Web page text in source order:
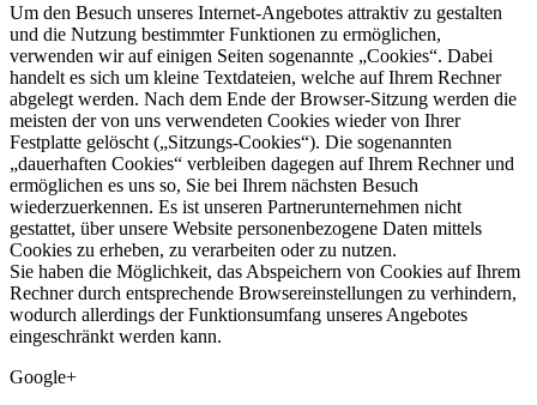
Um den Besuch unseres Internet-Angebotes attraktiv zu gestalten
und die Nutzung bestimmter Funktionen zu ermöglichen,
verwenden wir auf einigen Seiten sogenannte „Cookies“. Dabei
handelt es sich um kleine Textdateien, welche auf Ihrem Rechner
abgelegt werden. Nach dem Ende der Browser-Sitzung werden die
meisten der von uns verwendeten Cookies wieder von Ihrer
Festplatte gelöscht („Sitzungs-Cookies“). Die sogenannten
„dauerhaften Cookies“ verbleiben dagegen auf Ihrem Rechner und
ermöglichen es uns so, Sie bei Ihrem nächsten Besuch
wiederzuerkennen. Es ist unseren Partnerunternehmen nicht
gestattet, über unsere Website personenbezogene Daten mittels
Cookies zu erheben, zu verarbeiten oder zu nutzen.
Sie haben die Möglichkeit, das Abspeichern von Cookies auf Ihrem
Rechner durch entsprechende Browsereinstellungen zu verhindern,
wodurch allerdings der Funktionsumfang unseres Angebotes
eingeschränkt werden kann.
Google+